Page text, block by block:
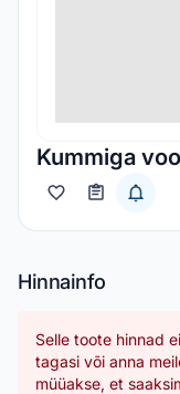
Kummiga
Hinnainfo
Selle toote hinnad
tagasi või anna
müüakse, et